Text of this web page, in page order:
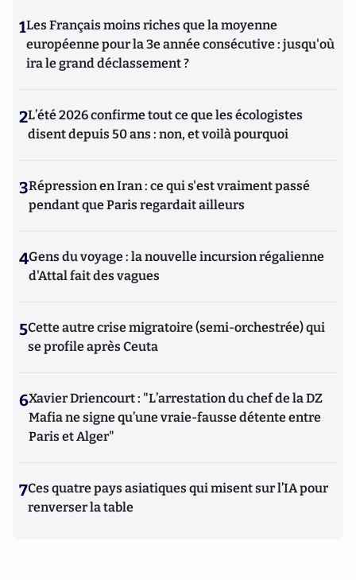
1Les Français moins riches que la moyenne
européenne pour la 3e année consécutive : jusqu'où
ira le grand déclassement ?
2L’été 2026 confirme tout ce que les écologistes
disent depuis 50 ans : non, et voilà pourquoi
3Répression en Iran : ce qui s'est vraiment passé
pendant que Paris regardait ailleurs
4Gens du voyage : la nouvelle incursion régalienne
d'Attal fait des vagues
5Cette autre crise migratoire (semi-orchestrée) qui
se profile après Ceuta
6Xavier Driencourt : "L’arrestation du chef de la DZ
Mafia ne signe qu’une vraie-fausse détente entre
Paris et Alger"
7Ces quatre pays asiatiques qui misent sur l’IA pour
renverser la table